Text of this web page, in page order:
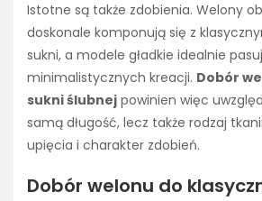
Istotne są także zdobienia. Welony
doskonale komponują się z
sukni, a modele gładkie idealnie
minimalistycznych kreacji. Dobór
sukni ślubnej powinien więc
samą długość, lecz także rodzaj
upięcia i charakter zdobień.
Dobór welonu do